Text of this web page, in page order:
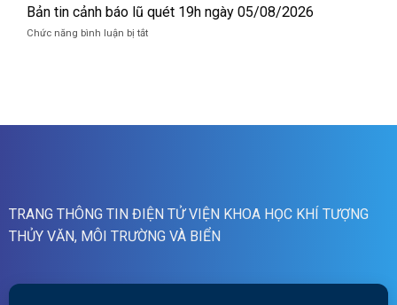
quét
07h
tin
cảnh
báo
Bản tin cảnh báo lũ quét 19h ngày 05/08/2026
Chức năng bình luận bị tắtở
quét
TRANG THÔNG TIN ĐIỆN TỬ VIỆN KHOA HỌC KHÍ TƯỢNG
THỦY VĂN, MÔI TRƯỜNG VÀ BIỂN